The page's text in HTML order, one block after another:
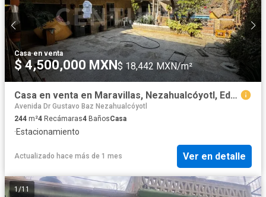
Casa·en venta
$ 4,500,000 MXN$ 18,442 MXN/m²
Casa en venta en Maravillas, Nezahualcóyotl, Edo. Mex
Avenida Dr Gustavo Baz Nezahualcóyotl
244 m²4 Recámaras4 BañosCasa
·Estacionamiento
Actualizado hace más de 1 mes Ver en detalle
1 /11